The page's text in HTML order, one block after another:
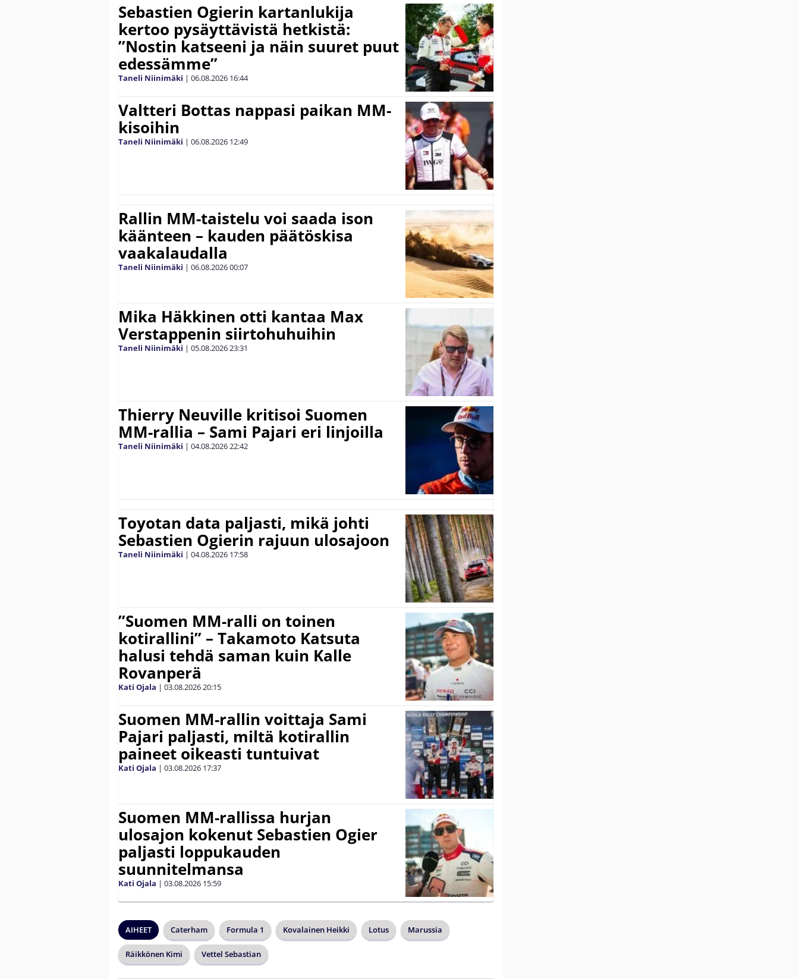
Sebastien Ogierin kartanlukija
kertoo pysäyttävistä hetkistä:
”Nostin katseeni ja näin suuret puut
edessämme”
Taneli Niinimäki | 06.08.2026 16:44
Valtteri Bottas nappasi paikan MM-
kisoihin
Taneli Niinimäki | 06.08.2026 12:49
Rallin MM-taistelu voi saada ison
käänteen – kauden päätöskisa
vaakalaudalla
Taneli Niinimäki | 06.08.202600:07
Mika Häkkinen otti kantaa Max
Verstappenin siirtohuhuihin
Taneli Niinimäki | 05.08.202623:31
Thierry Neuville kritisoi Suomen
MM-rallia – Sami Pajari eri linjoilla
Taneli Niinimäki | 04.08.202622:42
Toyotan data paljasti, mikä johti
Sebastien Ogierin rajuun ulosajoon
Taneli Niinimäki | 04.08.2026 17:58
”Suomen MM-ralli on toinen
kotirallini” – Takamoto Katsuta
halusi tehdä saman kuin Kalle
Rovanperä
Kati Ojala | 03.08.202620:15
Suomen MM-rallin voittaja Sami
Pajari paljasti, miltä kotirallin
paineet oikeasti tuntuivat
Kati Ojala | 03.08.2026 17:37
Suomen MM-rallissa hurjan
ulosajon kokenut Sebastien Ogier
paljasti loppukauden
suunnitelmansa
Kati Ojala | 03.08.2026 15:59
AIHEET Caterham Formula 1 Kovalainen Heikki Lotus Marussia
Räikkönen Kimi Vettel Sebastian